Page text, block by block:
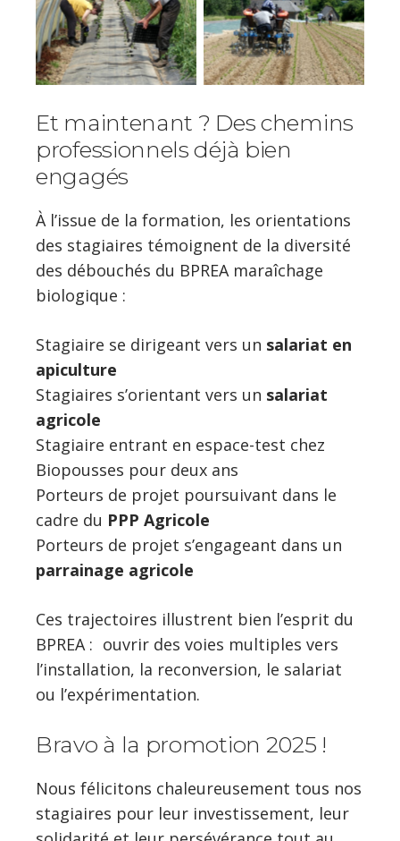
Plantation de
fraisiers
Désherbage
mécanique
Et maintenant ? Des chemins
professionnels déjà bien
engagés
À l’issue de la formation, les orientations
des stagiaires témoignent de la diversité
des débouchés du BPREA maraîchage
biologique :
Stagiaire se dirigeant vers un salariat en
apiculture
Stagiaires s’orientant vers un salariat
agricole
Stagiaire entrant en espace-test chez
Biopousses pour deux ans
Porteurs de projet poursuivant dans le
cadre du PPP Agricole
Porteurs de projet s’engageant dans un
parrainage agricole
Ces trajectoires illustrent bien l’esprit du
BPREA : ouvrir des voies multiples vers
l’installation, la reconversion, le salariat
ou l’expérimentation.
Bravo à la promotion 2025 !
Nous félicitons chaleureusement tous nos
stagiaires pour leur investissement, leur